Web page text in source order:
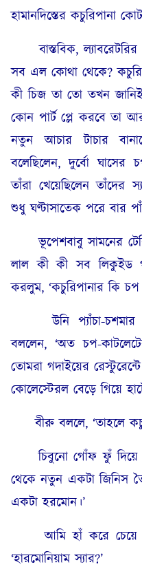
হামানদিস্তের কচুরিপানা
বাস্তবিক, ল্যাবরেটরির
সব এল কোথা থেকে?
কী চিজ তা তো তখন
কোন পার্ট প্লে করবে
নতুন আচার টাচার
বলেছিলেন, দুর্বো ঘাসের
তাঁরা খেয়েছিলেন তাঁদের
শুধু ঘণ্টাসাতেক পরে বার
ভূপেশবাবু সামনের
লাল কী কী সব লিকুইড
করলুম, ‘কচুরিপানার কি চপ
উনি প্যাঁচা-চশমার
বললেন, ‘অত চপ-
তোমরা গদাইয়ের
কোলেস্টেরল বেড়ে গিয়ে
বীরু বললে, ‘তাহলে
চিবুনো গোঁফ ফুঁ দিয়ে
থেকে নতুন একটা জিনিস
একটা হরমোন।’
আমি হাঁ করে চেয়ে
‘হারমোনিয়াম স্যার?’